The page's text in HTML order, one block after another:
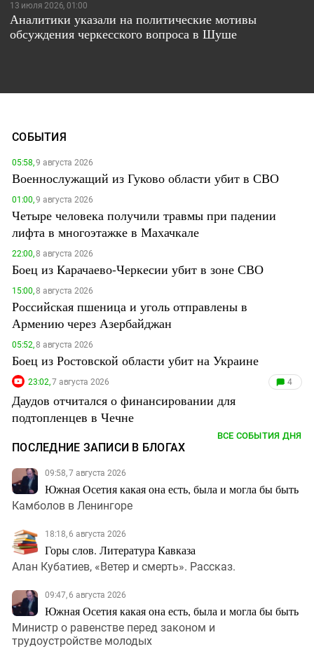
13 июля 2026, 01:00
Аналитики указали на политические мотивы
обсуждения черкесского вопроса в Шуше
СОБЫТИЯ
05:58,9 августа 2026
Военнослужащий из Гуково области убит в СВО
01:00,9 августа 2026
Четыре человека получили травмы при падении
лифта в многоэтажке в Махачкале
22:00,8 августа 2026
Боец из Карачаево-Черкесии убит в зоне СВО
15:00,8 августа 2026
Российская пшеница и уголь отправлены в
Армению через Азербайджан
05:52,8 августа 2026
Боец из Ростовской области убит на Украине
23:02,7 августа 2026 4
Даудов отчитался о финансировании для
подтопленцев в Чечне
ВСЕ СОБЫТИЯ ДНЯ
ПОСЛЕДНИЕ ЗАПИСИ В БЛОГАХ
09:58, 7 августа 2026
Южная Осетия какая она есть, была и могла бы быть
Камболов в Ленингоре
18:18, 6 августа 2026
Горы слов. Литература Кавказа
Алан Кубатиев, «Ветер и смерть». Рассказ.
09:47, 6 августа 2026
Южная Осетия какая она есть, была и могла бы быть
Министр о равенстве перед законом и
трудоустройстве молодых